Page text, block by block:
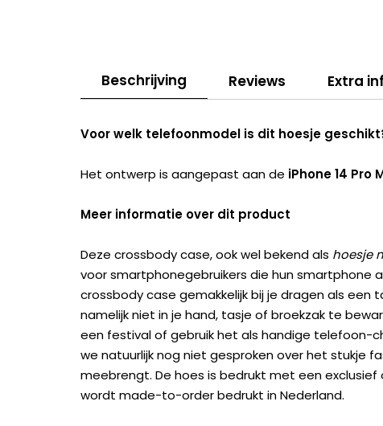
Beschrijving Reviews Extra
Voor welk telefoonmodel is dit hoesje
Het ontwerp is aangepast aan de iPhone 14 Pro
Meer informatie over dit product
Deze crossbody case, ook wel bekend als hoesje
voor smartphonegebruikers die hun smartphone
crossbody case gemakkelijk bij je dragen als
namelijk niet in je hand, tasje of broekzak te
een festival of gebruik het als handige telefoon-
we natuurlijk nog niet gesproken over het stukje
meebrengt. De hoes is bedrukt met een
wordt made-to-order bedrukt in Nederland.